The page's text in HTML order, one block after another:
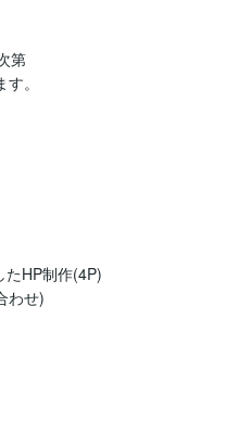
第
。
HP制作(4P)
わせ)